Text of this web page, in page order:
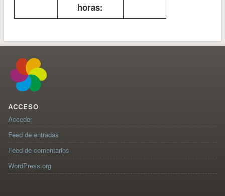
horas:
ACCESO
Acceder
Feed de entradas
Feed de comentarios
WordPress.org